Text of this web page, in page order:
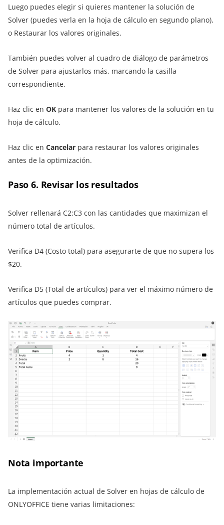
Luego puedes elegir si quieres mantener la solución de
Solver (puedes verla en la hoja de cálculo en segundo plano),
o Restaurar los valores originales.
También puedes volver al cuadro de diálogo de parámetros
de Solver para ajustarlos más, marcando la casilla
correspondiente.
Haz clic en OK para mantener los valores de la solución en tu
hoja de cálculo.
Haz clic en Cancelar para restaurar los valores originales
antes de la optimización.
Paso 6. Revisar los resultados
Solver rellenará C2:C3 con las cantidades que maximizan el
número total de artículos.
Verifica D4 (Costo total) para asegurarte de que no supera los
$20.
Verifica D5 (Total de artículos) para ver el máximo número de
artículos que puedes comprar.
Nota importante
La implementación actual de Solver en hojas de cálculo de
ONLYOFFICE tiene varias limitaciones: